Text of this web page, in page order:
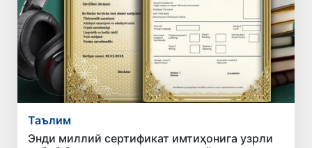
Таълим
Энди миллий сертификат имтиҳонига узрли